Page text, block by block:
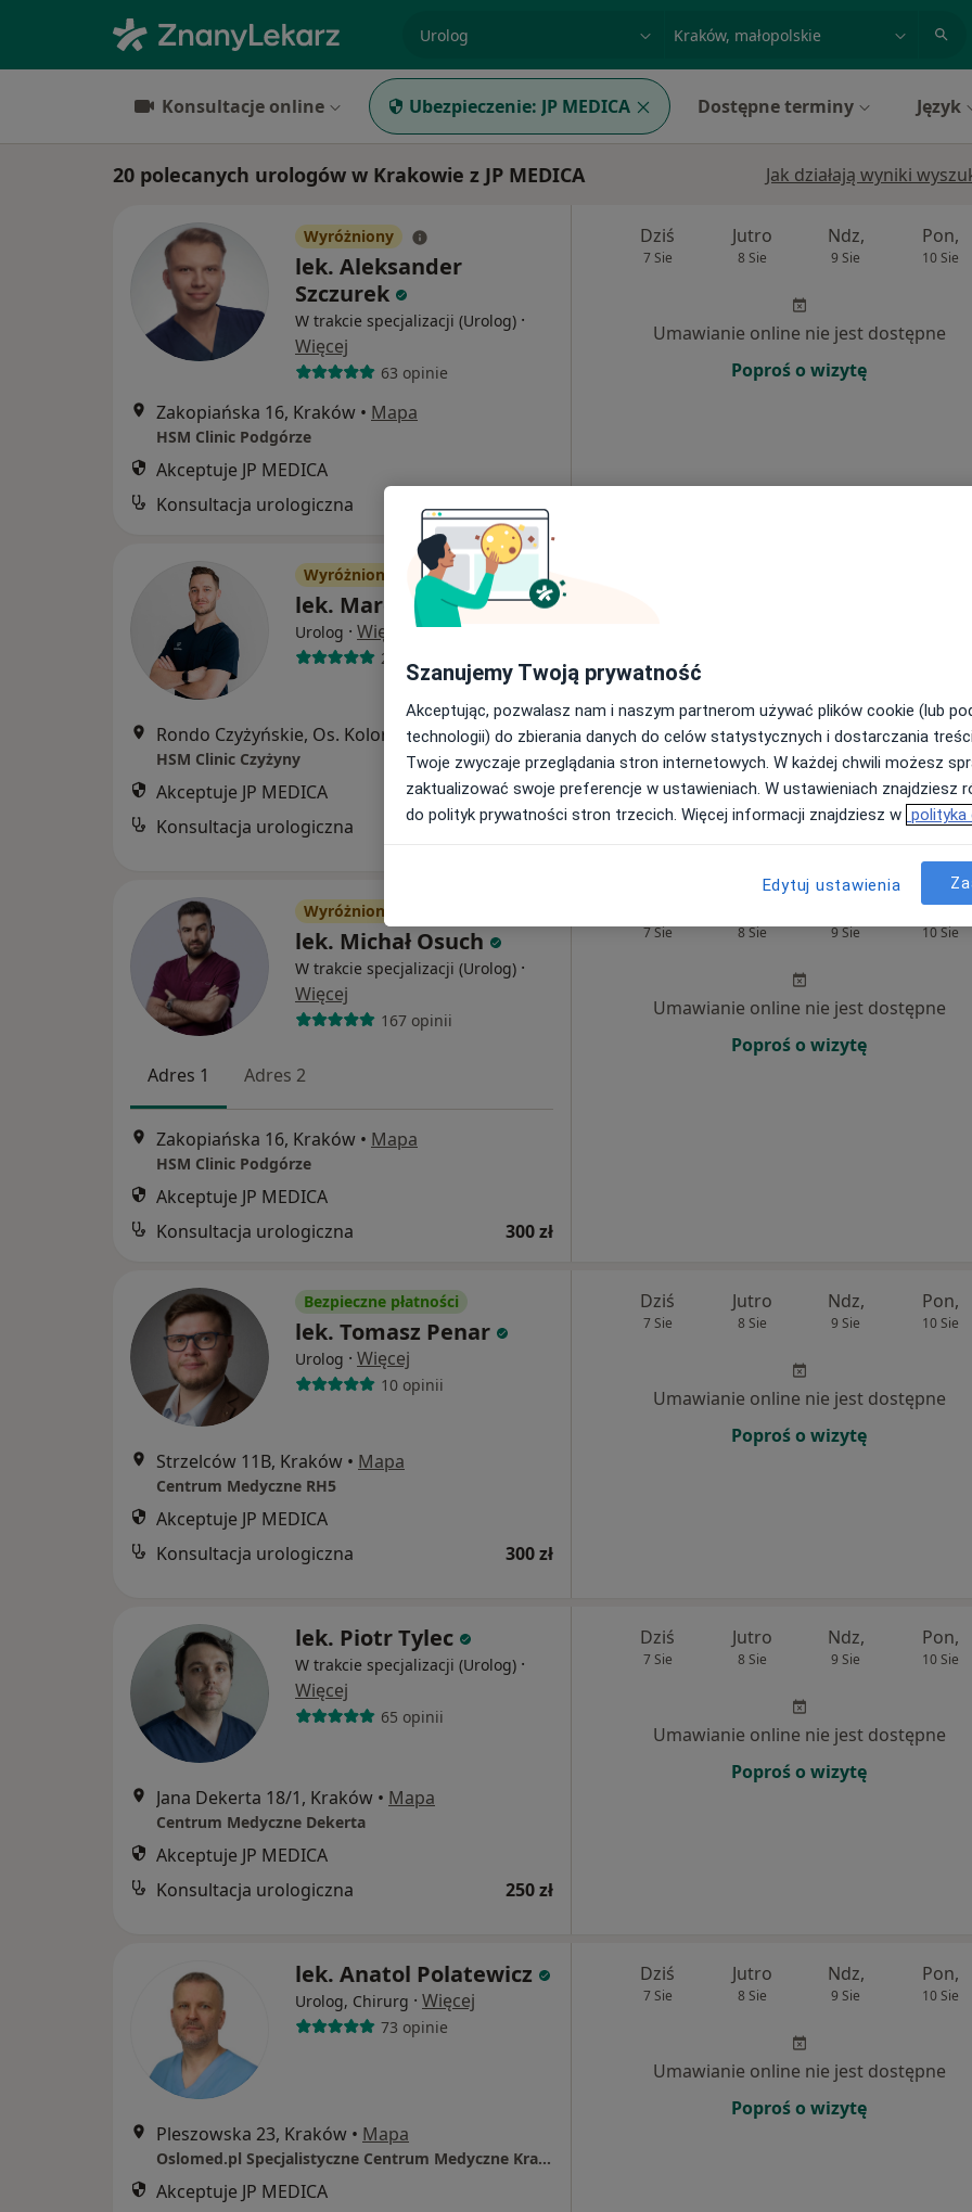
miasto lub dzielnica
Konsultacje online Ubezpieczenie: JP MEDICA Dostępne terminy Język
20 polecanych urologów w Krakowie z JP MEDICA Jak działają wyniki
Wyróżniony
lek. Aleksander
Szczurek
W trakcie specjalizacji (Urolog) ·
Więcej
63 opinie
Zakopiańska 16, Kraków • Mapa
HSM Clinic Podgórze
Akceptuje JP MEDICA
Konsultacja urologiczna
300 zł
Dziś
7 Sie
Jutro
8 Sie
Ndz,
9 Sie
Pon,
10 Sie
Umawianie online nie jest dostępne
Poproś o wizytę
Wyróżniony
lek. Marcin Wróżek
Urolog · Więcej
243 opinie
Rondo Czyżyńskie, Os. Kolorowe 25a, Kraków •Mapa
HSM Clinic Czyżyny
Akceptuje JP MEDICA
Konsultacja urologiczna
300 zł
Umawianie online nie jest dostępne
Poproś o wizytę
Wyróżniony
lek. Michał Osuch
W trakcie specjalizacji (Urolog) ·
Więcej
167 opinii
Adres 1 Adres 2
Zakopiańska 16, Kraków • Mapa
HSM Clinic Podgórze
Akceptuje JP MEDICA
Konsultacja urologiczna
300 zł
7 Sie 8 Sie 9 Sie
Pon,
10 Sie
Umawianie online nie jest dostępne
Poproś o wizytę
Bezpieczne płatności
lek. Tomasz Penar
Urolog · Więcej
10 opinii
Strzelców 11B, Kraków • Mapa
Centrum Medyczne RH5
Akceptuje JP MEDICA
Konsultacja urologiczna
300 zł
Dziś
7 Sie
Jutro
8 Sie
Ndz,
9 Sie
Pon,
10 Sie
Umawianie online nie jest dostępne
Poproś o wizytę
lek. Piotr Tylec
W trakcie specjalizacji (Urolog) ·
Więcej
65 opinii
Jana Dekerta 18/1, Kraków • Mapa
Centrum Medyczne Dekerta
Akceptuje JP MEDICA
Konsultacja urologiczna
250 zł
Dziś
7 Sie
Jutro
8 Sie
Ndz,
9 Sie
Pon,
10 Sie
Umawianie online nie jest dostępne
Poproś o wizytę
lek. Anatol Polatewicz
Urolog, Chirurg · Więcej
73 opinie
Pleszowska 23, Kraków • Mapa
Oslomed.pl Specjalistyczne Centrum Medyczne Kraków (ul. Pleszowska 23)
Akceptuje JP MEDICA
Dziś
7 Sie
Jutro
8 Sie
Ndz,
9 Sie
Pon,
10 Sie
Umawianie online nie jest dostępne
Poproś o wizytę
Szanujemy Twoją prywatność
Akceptując, pozwalasz nam i naszym partnerom używać plików cookie (lub
technologii) do zbierania danych do celów statystycznych i dostarczania
Twoje zwyczaje przeglądania stron internetowych. W każdej chwili możesz
zaktualizować swoje preferencje w ustawieniach. W ustawieniach znajdziesz
do polityk prywatności stron trzecich. Więcej informacji znajdziesz w polityka
Edytuj ustawienia